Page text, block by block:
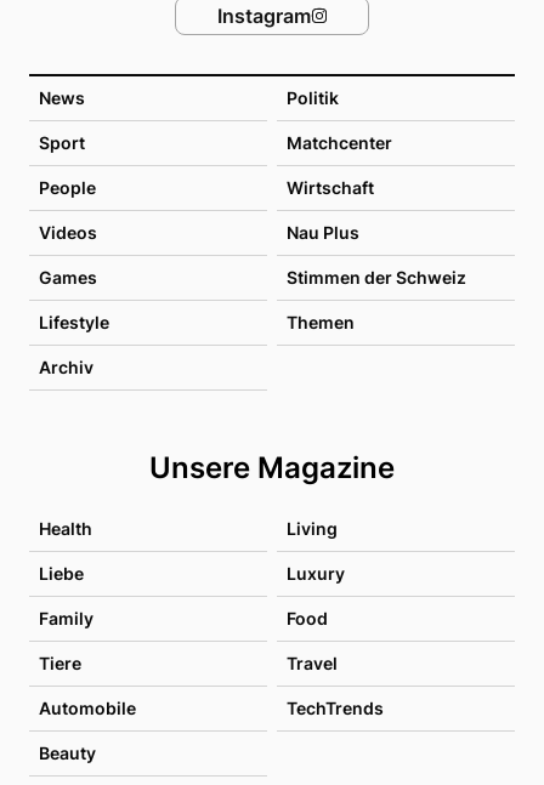
News Politik
Sport Matchcenter
People Wirtschaft
Videos Nau Plus
Games Stimmen der Schweiz
Lifestyle Themen
Archiv
Unsere Magazine
Health Living
Liebe Luxury
Family Food
Tiere Travel
Automobile TechTrends
Beauty
Instagram